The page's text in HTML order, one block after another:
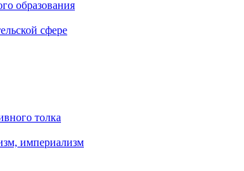
образования
сфере
толка
империализм